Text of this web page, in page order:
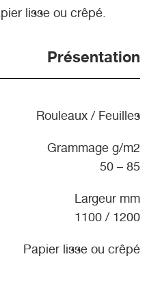
lisse ou crêpé.
Présentation
Rouleaux / Feuilles
Grammage g/m2
50 – 85
Largeur mm
1100 / 1200
Papier lisse ou crêpé